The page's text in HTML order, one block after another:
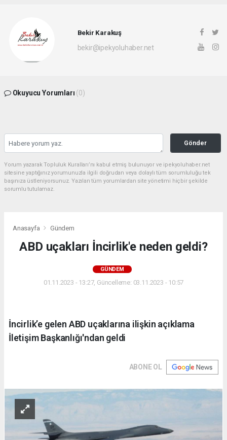
Bekir Karakuş
bekir@ipekyoluhaber.net
Okuyucu Yorumları (0)
Gönder
Yorum yazarak Topluluk Kuralları’nı kabul etmiş bulunuyor ve ipekyoluhaber.net
sitesine yaptığınız yorumunuzla ilgili doğrudan veya dolaylı tüm sorumluluğu tek
başınıza üstleniyorsunuz. Yazılan tüm yorumlardan site yönetimi hiçbir şekilde
sorumlu tutulamaz.
Anasayfa Gündem
ABD uçakları İncirlik'e neden geldi?
GÜNDEM
01.11.2023 - 13:27, Güncelleme: 03.11.2023 - 10:57
İncirlik’e gelen ABD uçaklarına ilişkin açıklama
İletişim Başkanlığı'ndan geldi
ABONE OL